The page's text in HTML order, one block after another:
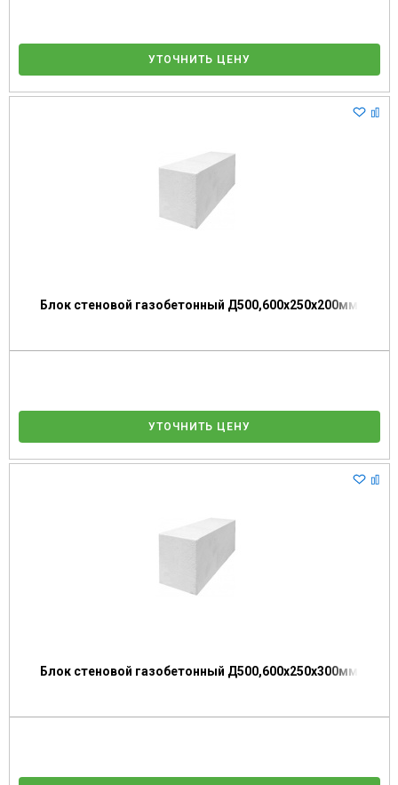
УТОЧНИТЬ ЦЕНУ
Блок стеновой газобетонный Д500,600х250х200мм
УТОЧНИТЬ ЦЕНУ
Блок стеновой газобетонный Д500,600х250х300мм